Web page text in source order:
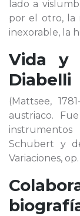
lado a
por el otro, la
inexorable, la
Vida y
Diabelli
(Mattsee,
austriaco.
Schubert y
Variaciones,